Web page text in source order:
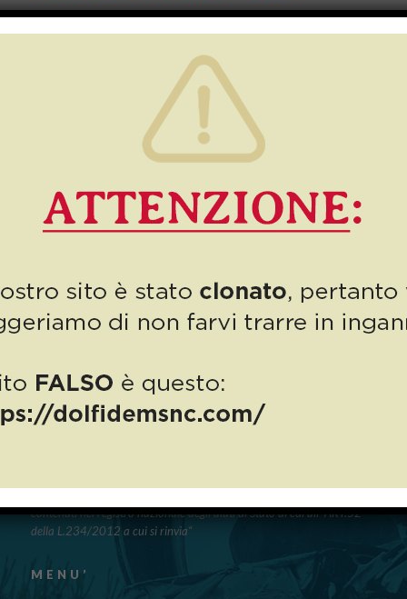
È uscito il nuovo numero del nostro giornale, con un importante
approfondimento sul tema REVISIONI (grandi novità in arrivo
dal 28 febbraio) ma anche contenuti decisamente più divertenti!
contenuti nel registro nazionale degli aiuti di Stato di cui all’ ART.52
della L.234/2012 a cui si rinvia“
MENU’